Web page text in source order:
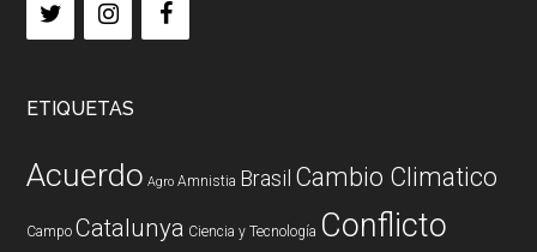
ETIQUETAS
Acuerdo Agro Amnistia Brasil Cambio Climatico
Campo Catalunya Ciencia y Tecnología Conflicto